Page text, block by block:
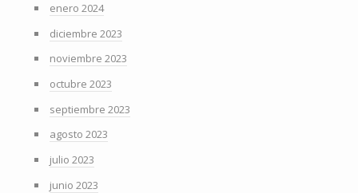
enero 2024
diciembre 2023
noviembre 2023
octubre 2023
septiembre 2023
agosto 2023
julio 2023
junio 2023